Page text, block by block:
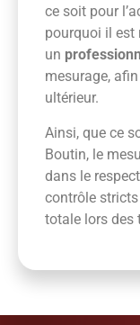
ce soit pour
pourquoi il est
un
mesurage,
ultérieur.
Ainsi, que ce
Boutin, le
dans le
contrôle
totale lors des